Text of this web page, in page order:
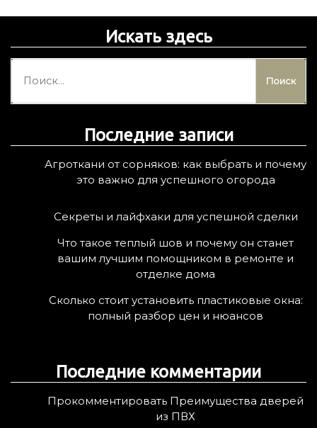
Искать здесь
й
Последние записи
Агроткани от сорняков: как выбрать и почему
это важно для успешного огорода
Секреты и лайфхаки для успешной сделки
Что такое теплый шов и почему он станет
вашим лучшим помощником в ремонте и
отделке дома
Сколько стоит установить пластиковые окна:
полный разбор цен и нюансов
Последние комментарии
Прокомментировать Преимущества дверей
из ПВХ